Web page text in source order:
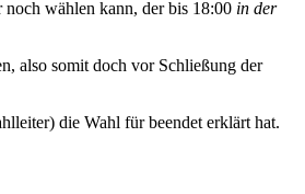
noch wählen kann, der bis 18:00 in der
also somit doch vor Schließung der
die Wahl für beendet erklärt hat.